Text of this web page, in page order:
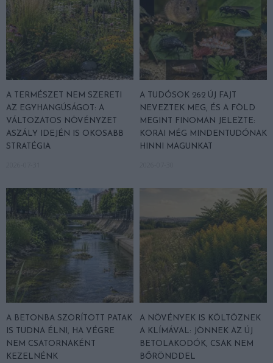
A TERMÉSZET NEM SZERETI
AZ EGYHANGÚSÁGOT: A
VÁLTOZATOS NÖVÉNYZET
ASZÁLY IDEJÉN IS OKOSABB
STRATÉGIA
A TUDÓSOK 262 ÚJ FAJT
NEVEZTEK MEG, ÉS A FÖLD
MEGINT FINOMAN JELEZTE:
KORAI MÉG MINDENTUDÓNAK
HINNI MAGUNKAT
A BETONBA SZORÍTOTT PATAK
IS TUDNA ÉLNI, HA VÉGRE
NEM CSATORNAKÉNT
KEZELNÉNK
A NÖVÉNYEK IS KÖLTÖZNEK
A KLÍMÁVAL: JÖNNEK AZ ÚJ
BETOLAKODÓK, CSAK NEM
BŐRÖNDDEL